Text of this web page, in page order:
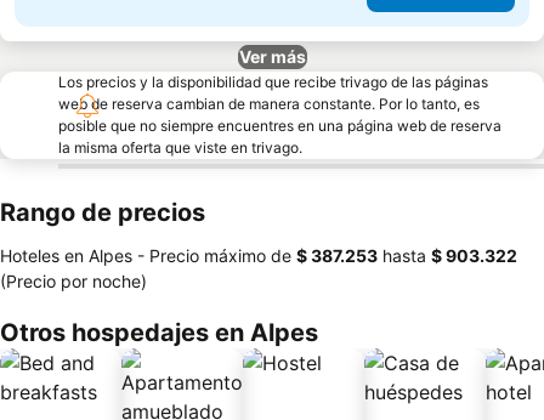
Ver más
Los precios y la disponibilidad que recibe trivago de las páginas
web de reserva cambian de manera constante. Por lo tanto, es
posible que no siempre encuentres en una página web de reserva
la misma oferta que viste en trivago.
Rango de precios
Hoteles en Alpes - Precio máximo de ‎$ 387.253 hasta ‎$ 903.322
(Precio por noche)
Otros hospedajes en Alpes